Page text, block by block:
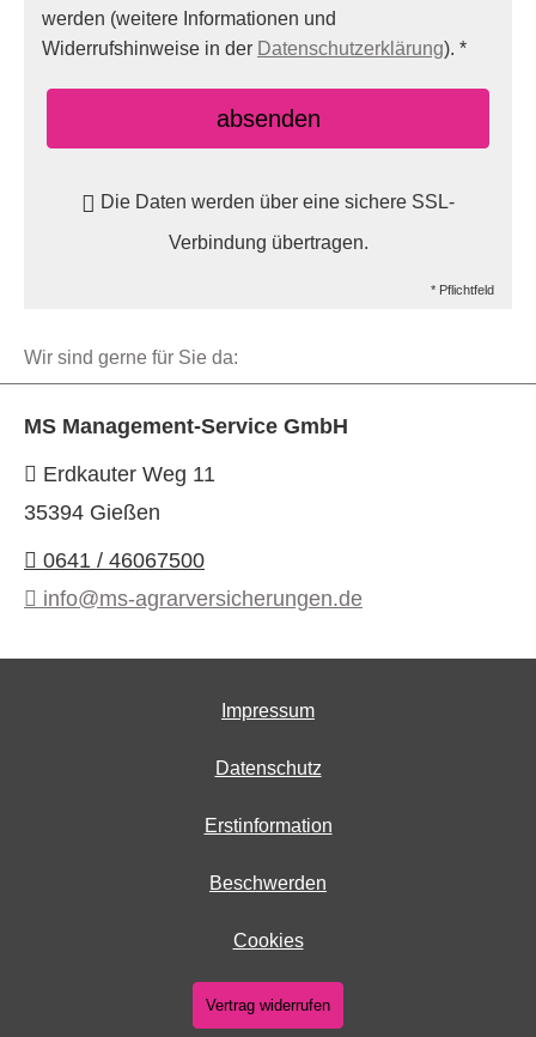
werden (weitere Informationen und
Widerrufshinweise in der Datenschutzerklärung). *
absenden
Die Daten werden über eine sichere SSL-
Verbindung übertragen.
* Pflichtfeld
Wir sind gerne für Sie da:
MS Management-Service GmbH
Erdkauter Weg 11
35394 Gießen
0641 / 46067500
info@ms-agrarversicherungen.de
Impressum
Datenschutz
Erstinformation
Beschwerden
Cookies
Vertrag widerrufen